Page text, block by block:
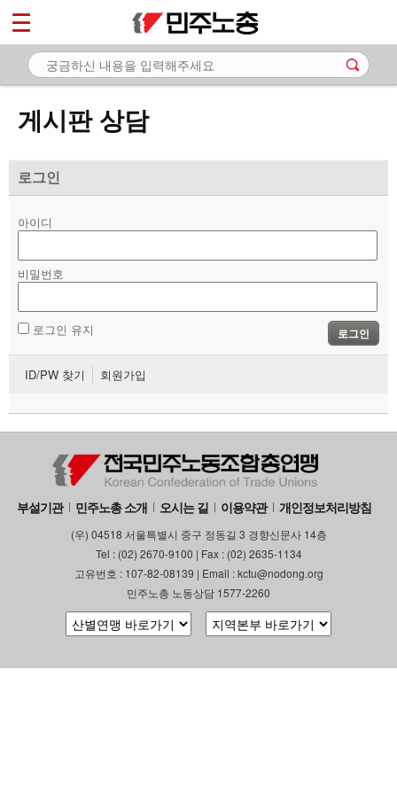
게시판 상담
로그인
아이디
비밀번호
로그인 유지 로그인
ID/PW 찾기 회원가입
부설기관 민주노총 소개 오시는 길 이용약관 개인정보처리방침
(우) 04518 서울특별시 중구 정동길 3 경향신문사 14층
Tel : (02) 2670-9100 | Fax : (02) 2635-1134
고유번호 : 107-82-08139 | Email : kctu@nodong.org
민주노총 노동상담 1577-2260
마이페이지
소개
노동상담
- 게시판 상담
- 바로보기
- 찾아보기
- 전국 노동상담소 안내
자료
부설기관